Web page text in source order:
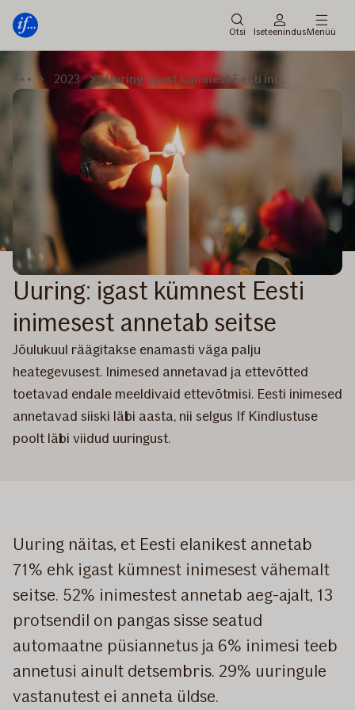
Otsi IseteenindusMenüü
2023 Uuring: igast kümnest Eesti inimesest annetab seitse
Uuring: igast kümnest Eesti
inimesest annetab seitse
Jõulukuul räägitakse enamasti väga palju
heategevusest. Inimesed annetavad ja ettevõtted
toetavad endale meeldivaid ettevõtmisi. Eesti inimesed
annetavad siiski läbi aasta, nii selgus If Kindlustuse
poolt läbi viidud uuringust.
Uuring näitas, et Eesti elanikest annetab
71% ehk igast kümnest inimesest vähemalt
seitse. 52% inimestest annetab aeg-ajalt, 13
protsendil on pangas sisse seatud
automaatne püsiannetus ja 6% inimesi teeb
annetusi ainult detsembris. 29% uuringule
vastanutest ei anneta üldse.